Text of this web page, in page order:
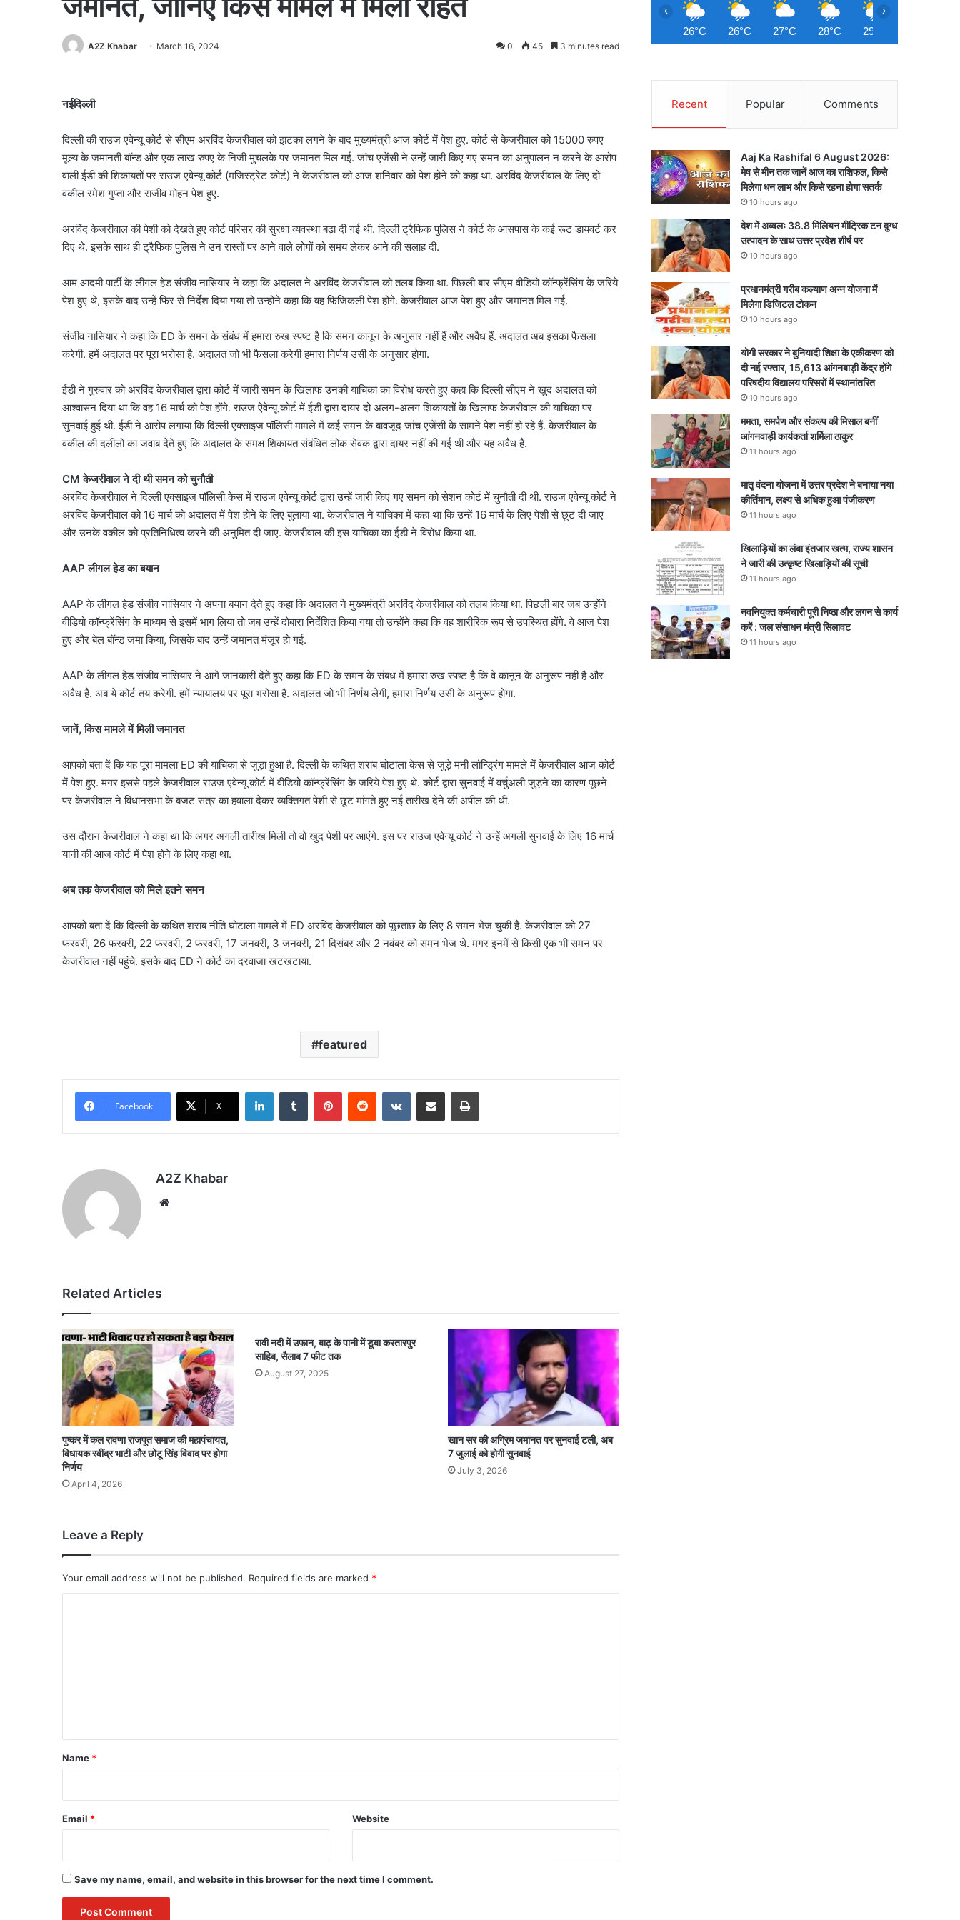
A2Z Khabar March 16, 2024 0 45 3 minutes read
नईदिल्ली
दिल्ली की राउज़ एवेन्यू कोर्ट से सीएम अरविंद केजरीवाल को झटका लगने के बाद मुख्यमंत्री आज कोर्ट में पेश हुए. कोर्ट से केजरीवाल को 15000 रुपए
मूल्य के जमानती बॉन्ड और एक लाख रुपए के निजी मुचलके पर जमानत मिल गई. जांच एजेंसी ने उन्हें जारी किए गए समन का अनुपालन न करने के आरोप
वाली ईडी की शिकायतों पर राउज एवेन्यू कोर्ट (मजिस्ट्रेट कोर्ट) ने केजरीवाल को आज शनिवार को पेश होने को कहा था. अरविंद केजरीवाल के लिए दो
वकील रमेश गुप्ता और राजीव मोहन पेश हुए.
अरविंद केजरीवाल की पेशी को देखते हुए कोर्ट परिसर की सुरक्षा व्यवस्था बढ़ा दी गई थी. दिल्ली ट्रैफिक पुलिस ने कोर्ट के आसपास के कई रूट डायवर्ट कर
दिए थे. इसके साथ ही ट्रैफिक पुलिस ने उन रास्तों पर आने वाले लोगों को समय लेकर आने की सलाह दी.
आम आदमी पार्टी के लीगल हेड संजीव नासियार ने कहा कि अदालत ने अरविंद केजरीवाल को तलब किया था. पिछली बार सीएम वीडियो कॉन्फ्रेंसिंग के जरिये
पेश हुए थे, इसके बाद उन्हें फिर से निर्देश दिया गया तो उन्होंने कहा कि वह फिजिकली पेश होंगे. केजरीवाल आज पेश हुए और जमानत मिल गई.
संजीव नासियार ने कहा कि ED के समन के संबंध में हमारा रुख स्पष्ट है कि समन कानून के अनुसार नहीं हैं और अवैध हैं. अदालत अब इसका फैसला
करेगी. हमें अदालत पर पूरा भरोसा है. अदालत जो भी फैसला करेगी हमारा निर्णय उसी के अनुसार होगा.
ईडी ने गुरुवार को अरविंद केजरीवाल द्वारा कोर्ट में जारी समन के खिलाफ उनकी याचिका का विरोध करते हुए कहा कि दिल्ली सीएम ने खुद अदालत को
आश्वासन दिया था कि वह 16 मार्च को पेश होंगे. राउज ऐवेन्यू कोर्ट में ईडी द्वारा दायर दो अलग-अलग शिकायतों के खिलाफ केजरीवाल की याचिका पर
सुनवाई हुई थी. ईडी ने आरोप लगाया कि दिल्ली एक्साइज पॉलिसी मामले में कई समन के बावजूद जांच एजेंसी के सामने पेश नहीं हो रहे हैं. केजरीवाल के
वकील की दलीलों का जवाब देते हुए कि अदालत के समक्ष शिकायत संबंधित लोक सेवक द्वारा दायर नहीं की गई थी और यह अवैध है.
CM केजरीवाल ने दी थी समन को चुनौती
अरविंद केजरीवाल ने दिल्ली एक्साइज पॉलिसी केस में राउज एवेन्यू कोर्ट द्वारा उन्हें जारी किए गए समन को सेशन कोर्ट में चुनौती दी थी. राउज़ एवेन्यू कोर्ट ने
अरविंद केजरीवाल को 16 मार्च को अदालत में पेश होने के लिए बुलाया था. केजरीवाल ने याचिका में कहा था कि उन्हें 16 मार्च के लिए पेशी से छूट दी जाए
और उनके वकील को प्रतिनिधित्व करने की अनुमित दी जाए. केजरीवाल की इस याचिका का ईडी ने विरोध किया था.
AAP लीगल हेड का बयान
AAP के लीगल हेड संजीव नासियार ने अपना बयान देते हुए कहा कि अदालत ने मुख्यमंत्री अरविंद केजरीवाल को तलब किया था. पिछली बार जब उन्होंने
वीडियो कॉन्फ्रेंसिंग के माध्यम से इसमें भाग लिया तो जब उन्हें दोबारा निर्देशित किया गया तो उन्होंने कहा कि वह शारीरिक रूप से उपस्थित होंगे. वे आज पेश
हुए और बेल बॉन्ड जमा किया, जिसके बाद उन्हें जमानत मंजूर हो गई.
AAP के लीगल हेड संजीव नासियार ने आगे जानकारी देते हुए कहा कि ED के समन के संबंध में हमारा रुख स्पष्ट है कि वे कानून के अनुरूप नहीं हैं और
अवैध हैं. अब ये कोर्ट तय करेगी. हमें न्यायालय पर पूरा भरोसा है. अदालत जो भी निर्णय लेगी, हमारा निर्णय उसी के अनुरूप होगा.
जानें, किस मामले में मिली जमानत
आपको बता दें कि यह पूरा मामला ED की याचिका से जुड़ा हुआ है. दिल्ली के कथित शराब घोटाला केस से जुड़े मनी लॉन्ड्रिंग मामले में केजरीवाल आज कोर्ट
में पेश हुए. मगर इससे पहले केजरीवाल राउज एवेन्यू कोर्ट में वीडियो कॉन्फ्रेंसिंग के जरिये पेश हुए थे. कोर्ट द्वारा सुनवाई में वर्चुअली जुड़ने का कारण पूछने
पर केजरीवाल ने विधानसभा के बजट सत्र का हवाला देकर व्यक्तिगत पेशी से छूट मांगते हुए नई तारीख देने की अपील की थी.
उस दौरान केजरीवाल ने कहा था कि अगर अगली तारीख मिली तो वो खुद पेशी पर आएंगे. इस पर राउज एवेन्यू कोर्ट ने उन्हें अगली सुनवाई के लिए 16 मार्च
यानी की आज कोर्ट में पेश होने के लिए कहा था.
अब तक केजरीवाल को मिले इतने समन
आपको बता दें कि दिल्ली के कथित शराब नीति घोटाला मामले में ED अरविंद केजरीवाल को पूछताछ के लिए 8 समन भेज चुकी है. केजरीवाल को 27
फरवरी, 26 फरवरी, 22 फरवरी, 2 फरवरी, 17 जनवरी, 3 जनवरी, 21 दिसंबर और 2 नवंबर को समन भेज थे. मगर इनमें से किसी एक भी समन पर
केजरीवाल नहीं पहुंचे. इसके बाद ED ने कोर्ट का दरवाजा खटखटाया.
featured
Facebook X
LinkedInTumblr PinterestReddit VKontakteShare via Email Print
A2Z Khabar
Related Articles
पुष्कर में कल रावणा राजपूत समाज की महापंचायत,
विधायक रवींद्र भाटी और छोटू सिंह विवाद पर होगा
निर्णय
April 4, 2026
रावी नदी में उफान, बाढ़ के पानी में डूबा करतारपुर
साहिब, सैलाब 7 फीट तक
August 27, 2025
खान सर की अग्रिम जमानत पर सुनवाई टली, अब
7 जुलाई को होगी सुनवाई
July 3, 2026
Leave a Reply
Your email address will not be published. Required fields are marked *
*
Name *
Email * Website
Save my name, email, and website in this browser for the next time I comment.
26°C 26°C 27°C 28°C 29°C
‹ ›
Recent Popular Comments
Aaj Ka Rashifal 6 August 2026:
मेष से मीन तक जानें आज का राशिफल, किसे
मिलेगा धन लाभ और किसे रहना होगा सतर्क
10 hours ago
देश में अव्वलः 38.8 मिलियन मीट्रिक टन दुग्ध
उत्पादन के साथ उत्तर प्रदेश शीर्ष पर
10 hours ago
प्रधानमंत्री गरीब कल्याण अन्न योजना में
मिलेगा डिजिटल टोकन
10 hours ago
योगी सरकार ने बुनियादी शिक्षा के एकीकरण को
दी नई रफ्तार, 15,613 आंगनबाड़ी केंद्र होंगे
परिषदीय विद्यालय परिसरों में स्थानांतरित
10 hours ago
ममता, समर्पण और संकल्प की मिसाल बनीं
आंगनवाड़ी कार्यकर्ता शर्मिला ठाकुर
11 hours ago
मातृ वंदना योजना में उत्तर प्रदेश ने बनाया नया
कीर्तिमान, लक्ष्य से अधिक हुआ पंजीकरण
11 hours ago
खिलाड़ियों का लंबा इंतजार खत्म, राज्य शासन
ने जारी की उत्कृष्ट खिलाड़ियों की सूची
11 hours ago
नवनियुक्त कर्मचारी पूरी निष्ठा और लगन से कार्य
करें : जल संसाधन मंत्री सिलावट
11 hours ago